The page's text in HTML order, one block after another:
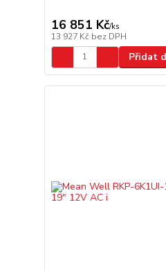
16 851 Kč/ks
13 927 Kč bez DPH
Přidat